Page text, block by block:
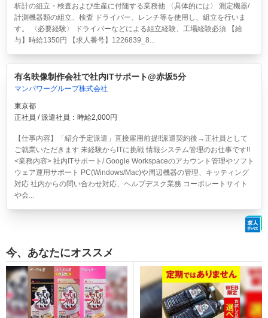
析計の組立・検査および生産に付随する業務他 〈具体的には〉 測定機器/
計測機器類の組立、検査 ドライバー、レンチ等を使用し、組立を行いま
す。 〈必要経験〉 ドライバーなどによる組立経験、工場経験必須 【給
与】時給1350円 【求人番号】1226839_8...
有名映像制作会社で社内ITサポート@赤坂5分
マンパワーグループ株式会社
東京都
正社員 / 派遣社員：時給2,000円
【仕事内容】「紹介予定派遣」直接雇用前提!!派遣契約後→正社員として
ご就業いただきます 未経験からITに挑戦 情報システム管理のお仕事です!!
<業務内容> 社内ITサポート/ Google Workspaceのアカウント管理やソフト
ウェア運用サポート PC(Windows/Mac)や周辺機器の管理、キッティング
対応 社内からの問い合わせ対応、ヘルプデスク業務 コーポレートサイト
や会...
今、あなたにオススメ